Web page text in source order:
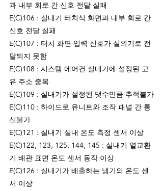
과 내부 회로 간 신호 전달 실패
E(C)106 : 실내기 터치식 화면과 내부 회로 간
신호 전달 실패
E(C)107 : 터치 화면 입력 신호가 실외기로 전
달되지 못함
E(C)108 : 시스템 에어컨 실내기에 설정된 고
유 주소 중복
E(C)109 : 실내기가 설정된 댓수만큼 추적불가
E(C)110 : 하이드로 유니트와 조작 패널 간 통
신불가
E(C)121 : 실내기 실내 온도 측정 센서 이상
E(C)122, 123, 125, 144, 145 : 실내기 열교환
기 배관 표면 온도 센서 동작 이상
E(C)126 : 실내기가 배출하는 냉기의 온도 센
서 이상